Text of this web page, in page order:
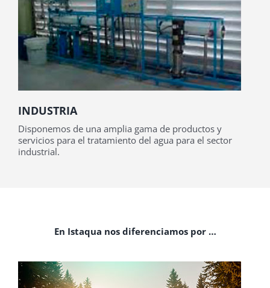
INDUSTRIA
Disponemos de una amplia gama de productos y
servicios para el tratamiento del agua para el sector
industrial.
En Istaqua nos diferenciamos por …